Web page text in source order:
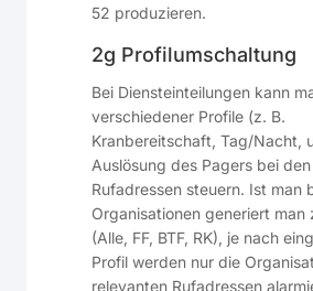
52 produzieren.
2g Profilumschaltung
Bei Diensteinteilungen kann
verschiedener Profile (z. B.
Kranbereitschaft, Tag/Nacht,
Auslösung des Pagers bei
Rufadressen steuern. Ist man
Organisationen generiert man
(Alle, FF, BTF, RK), je nach
Profil werden nur die
relevanten Rufadressen